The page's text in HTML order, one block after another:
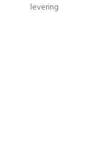
levering